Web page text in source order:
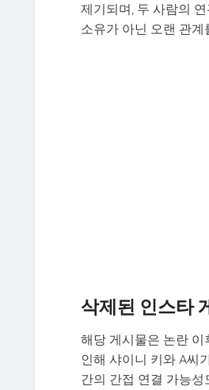
제기되며, 두 사람의
소유가 아닌 오랜 관
삭제된 인스타
해당 게시물은 논란
인해 샤이니 키와 A씨
간의 간접 연결 가능